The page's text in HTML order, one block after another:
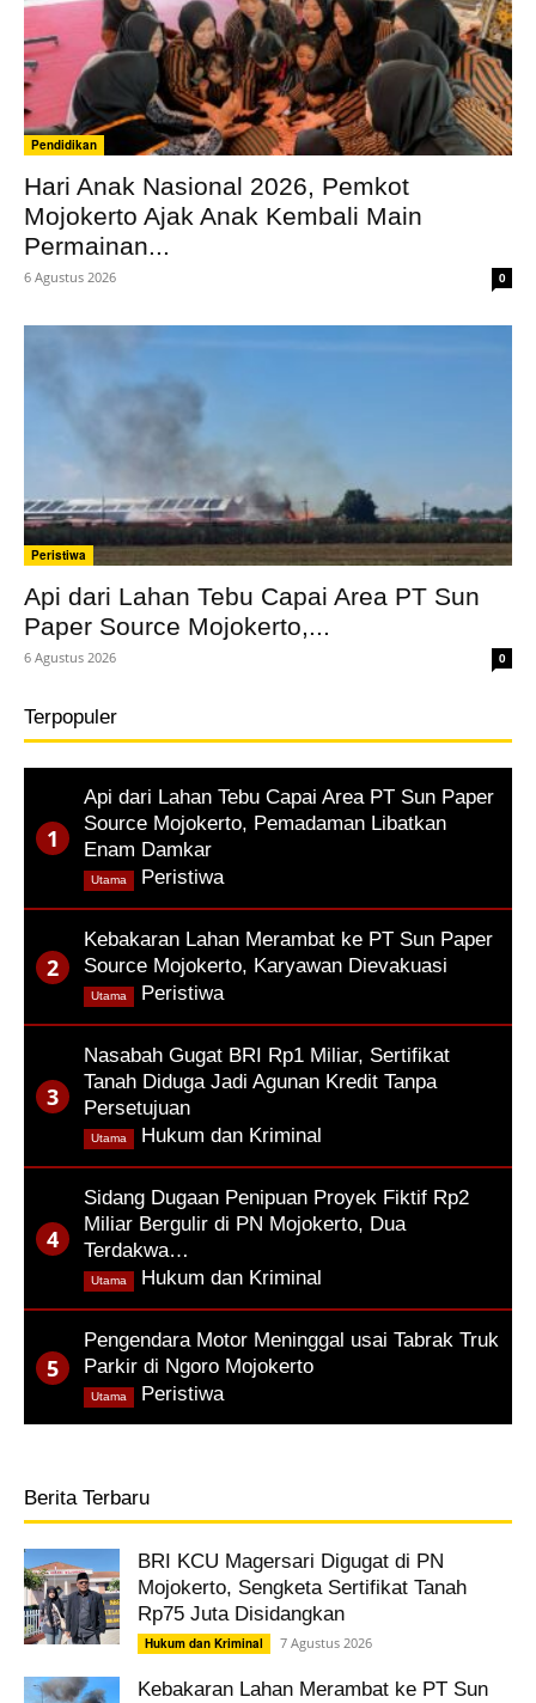
Pendidikan
Hari Anak Nasional 2026, Pemkot
Mojokerto Ajak Anak Kembali Main
Permainan...
6 Agustus 2026 0
Peristiwa
Api dari Lahan Tebu Capai Area PT Sun
Paper Source Mojokerto,...
6 Agustus 2026 0
Terpopuler
Api dari Lahan Tebu Capai Area PT Sun Paper
Source Mojokerto, Pemadaman Libatkan
Enam Damkar
Peristiwa,
Utama
Kebakaran Lahan Merambat ke PT Sun Paper
Source Mojokerto, Karyawan Dievakuasi
Peristiwa,
Utama
Nasabah Gugat BRI Rp1 Miliar, Sertifikat
Tanah Diduga Jadi Agunan Kredit Tanpa
Persetujuan
Hukum dan Kriminal
Utama
Sidang Dugaan Penipuan Proyek Fiktif Rp2
Miliar Bergulir di PN Mojokerto, Dua
Terdakwa…
Hukum dan Kriminal
Utama
Pengendara Motor Meninggal usai Tabrak Truk
Parkir di Ngoro Mojokerto
Peristiwa,
Utama
Berita Terbaru
BRI KCU Magersari Digugat di PN
Mojokerto, Sengketa Sertifikat Tanah
Rp75 Juta Disidangkan
Hukum dan Kriminal 7 Agustus 2026
Kebakaran Lahan Merambat ke PT Sun